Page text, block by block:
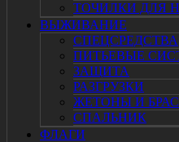
ТОЧИЛКИ ДЛЯ
ВЫЖИВАНИЕ
СПЕЦСРЕДСТВА
ПИТЬЕВЫЕ
ЗАЩИТА
РАЗГРУЗКИ
ЖЕТОНЫ И
СПАЛЬНИК
ФЛАГИ